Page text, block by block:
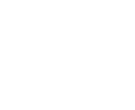
Charakterstarke